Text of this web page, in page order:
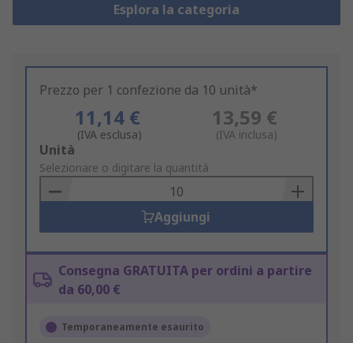
Esplora la categoria
Prezzo per 1 confezione da 10 unità*
11,14 €
(IVA esclusa)
13,59 €
(IVA inclusa)
Add
to
Basket
Unità
Selezionare o digitare la quantità
Aggiungi
Consegna GRATUITA per ordini a partire
da 60,00 €
Temporaneamente esaurito